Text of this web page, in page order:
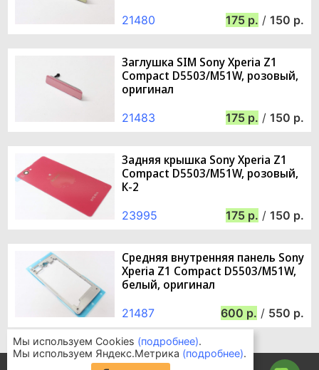
21480 175 / 150
Заглушка SIM Sony Xperia Z1
Compact D5503/M51W, розовый,
оригинал
21483 175 / 150
Задняя крышка Sony Xperia Z1
Compact D5503/M51W, розовый,
К-2
23995 175 / 150
Средняя внутренняя панель Sony
Xperia Z1 Compact D5503/M51W,
белый, оригинал
21487 600 / 550
Информация для покупателей
Мы используем Cookies (подробнее).
Мы используем Яндекс.Метрика (подробнее).